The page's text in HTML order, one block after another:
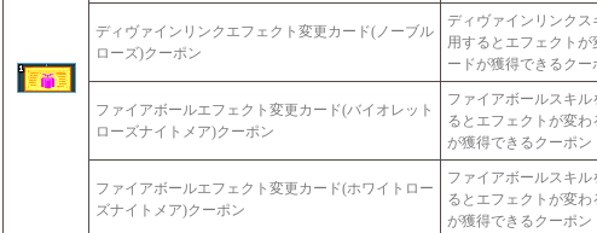
ディヴァインリンクエフェクト変更カード(ノーブル
ローズ)クーポン
ディヴァインリンクス
用するとエフェクトが
ードが獲得できるクー
ファイアボールエフェクト変更カード(バイオレット
ローズナイトメア)クーポン
ファイアボールスキル
るとエフェクトが変わ
が獲得できるクーポン
ファイアボールエフェクト変更カード(ホワイトロー
ズナイトメア)クーポン
ファイアボールスキル
るとエフェクトが変わ
が獲得できるクーポン